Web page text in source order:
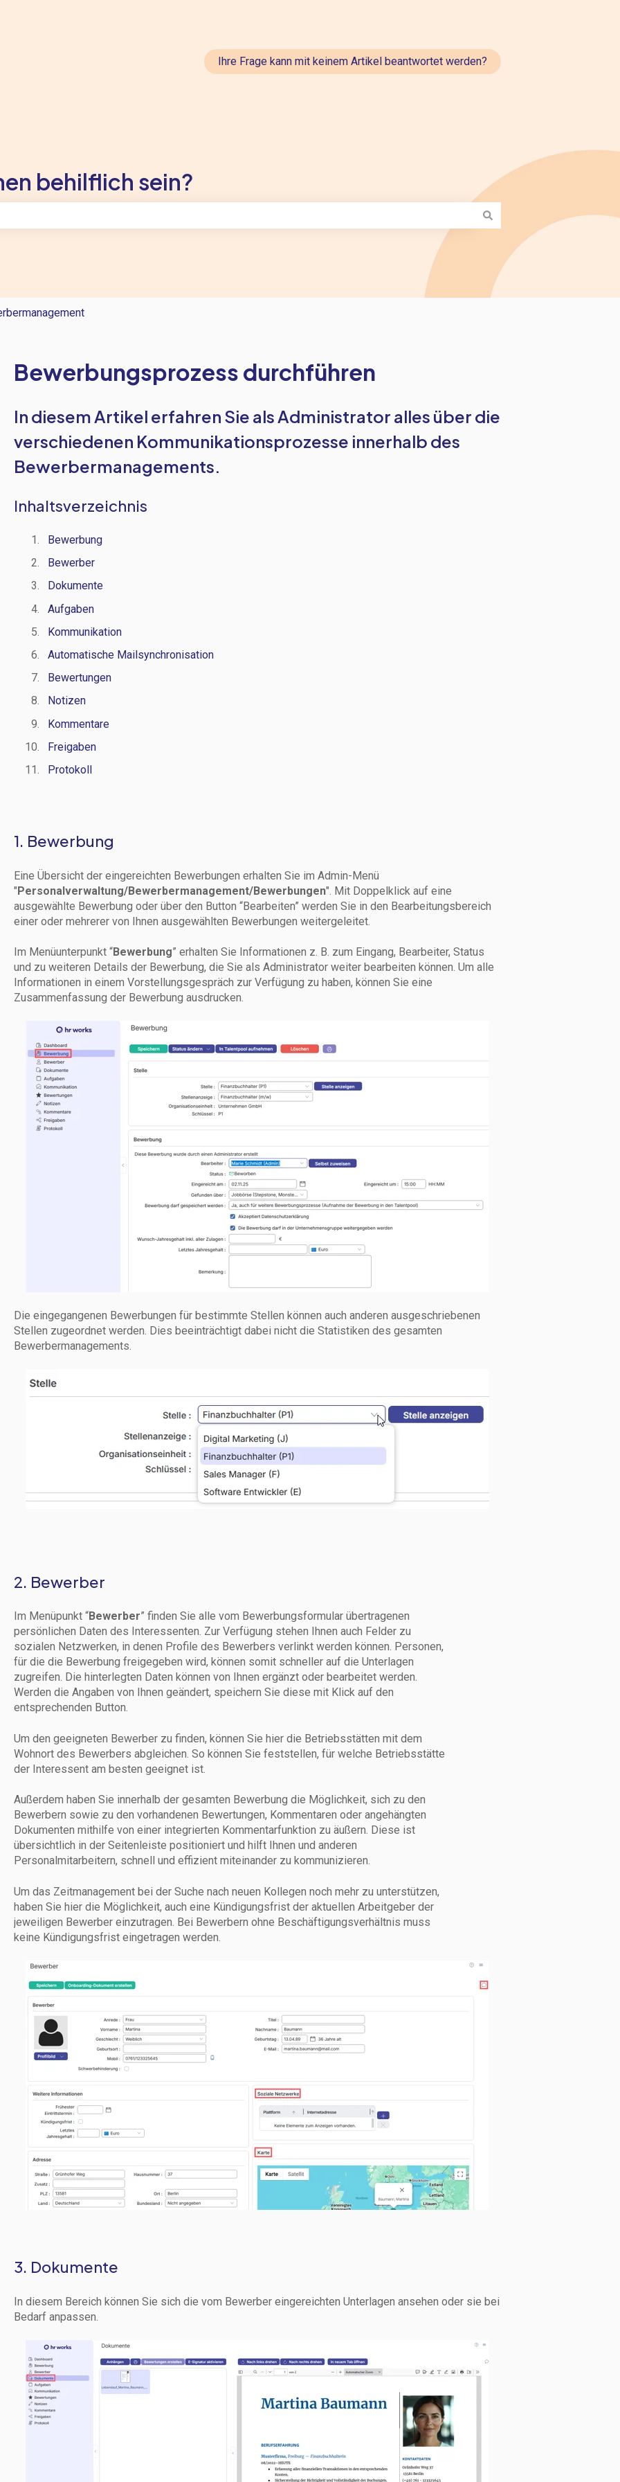
anzeigen
Ihre Frage kann mit keinem Artikel beantwortet werden?
behilflich sein?
Bewerbungsprozess durchführen
In diesem Artikel erfahren Sie als Administrator alles über die
verschiedenen Kommunikationsprozesse innerhalb des
Bewerbermanagements.
Inhaltsverzeichnis
Bewerbung
Bewerber
Dokumente
Aufgaben
Kommunikation
Automatische Mailsynchronisation
Bewertungen
Notizen
Kommentare
Freigaben
Protokoll
1. Bewerbung
Eine Übersicht der eingereichten Bewerbungen erhalten Sie im Admin-Menü
"Personalverwaltung/Bewerbermanagement/Bewerbungen". Mit Doppelklick auf eine
ausgewählte Bewerbung oder über den Button “Bearbeiten” werden Sie in den Bearbeitungsbereich
einer oder mehrerer von Ihnen ausgewählten Bewerbungen weitergeleitet.
Im Menüunterpunkt “Bewerbung” erhalten Sie Informationen z. B. zum Eingang, Bearbeiter, Status
und zu weiteren Details der Bewerbung, die Sie als Administrator weiter bearbeiten können. Um alle
Informationen in einem Vorstellungsgespräch zur Verfügung zu haben, können Sie eine
Zusammenfassung der Bewerbung ausdrucken.
Die eingegangenen Bewerbungen für bestimmte Stellen können auch anderen ausgeschriebenen
Stellen zugeordnet werden. Dies beeinträchtigt dabei nicht die Statistiken des gesamten
Bewerbermanagements.
2. Bewerber
Im Menüpunkt “Bewerber” finden Sie alle vom Bewerbungsformular übertragenen
persönlichen Daten des Interessenten. Zur Verfügung stehen Ihnen auch Felder zu
sozialen Netzwerken, in denen Profile des Bewerbers verlinkt werden können. Personen,
für die die Bewerbung freigegeben wird, können somit schneller auf die Unterlagen
zugreifen. Die hinterlegten Daten können von Ihnen ergänzt oder bearbeitet werden.
Werden die Angaben von Ihnen geändert, speichern Sie diese mit Klick auf den
entsprechenden Button.
Um den geeigneten Bewerber zu finden, können Sie hier die Betriebsstätten mit dem
Wohnort des Bewerbers abgleichen. So können Sie feststellen, für welche Betriebsstätte
der Interessent am besten geeignet ist.
Außerdem haben Sie innerhalb der gesamten Bewerbung die Möglichkeit, sich zu den
Bewerbern sowie zu den vorhandenen Bewertungen, Kommentaren oder angehängten
Dokumenten mithilfe von einer integrierten Kommentarfunktion zu äußern. Diese ist
übersichtlich in der Seitenleiste positioniert und hilft Ihnen und anderen
Personalmitarbeitern, schnell und effizient miteinander zu kommunizieren.
Um das Zeitmanagement bei der Suche nach neuen Kollegen noch mehr zu unterstützen,
haben Sie hier die Möglichkeit, auch eine Kündigungsfrist der aktuellen Arbeitgeber der
jeweiligen Bewerber einzutragen. Bei Bewerbern ohne Beschäftigungsverhältnis muss
keine Kündigungsfrist eingetragen werden.
3. Dokumente
In diesem Bereich können Sie sich die vom Bewerber eingereichten Unterlagen ansehen oder sie bei
Bedarf anpassen.